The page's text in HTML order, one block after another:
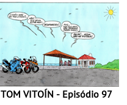
TOM VITOÍN - Episódio 97